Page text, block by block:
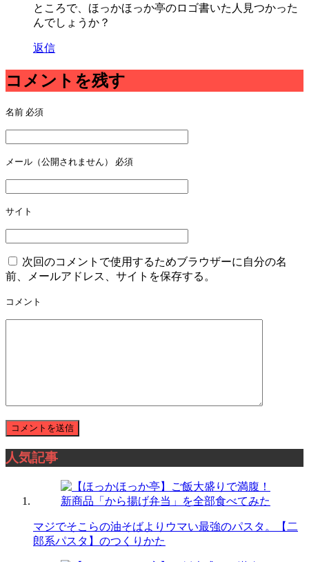
ところで、ほっかほっか亭のロゴ書いた人見つかった
んでしょうか？
返信
コメントを残す
名前 必須
メール（公開されません） 必須
サイト
次回のコメントで使用するためブラウザーに自分の名
前、メールアドレス、サイトを保存する。
コメント
人気記事
マジでそこらの油そばよりウマい最強のパスタ。【二
郎系パスタ】のつくりかた